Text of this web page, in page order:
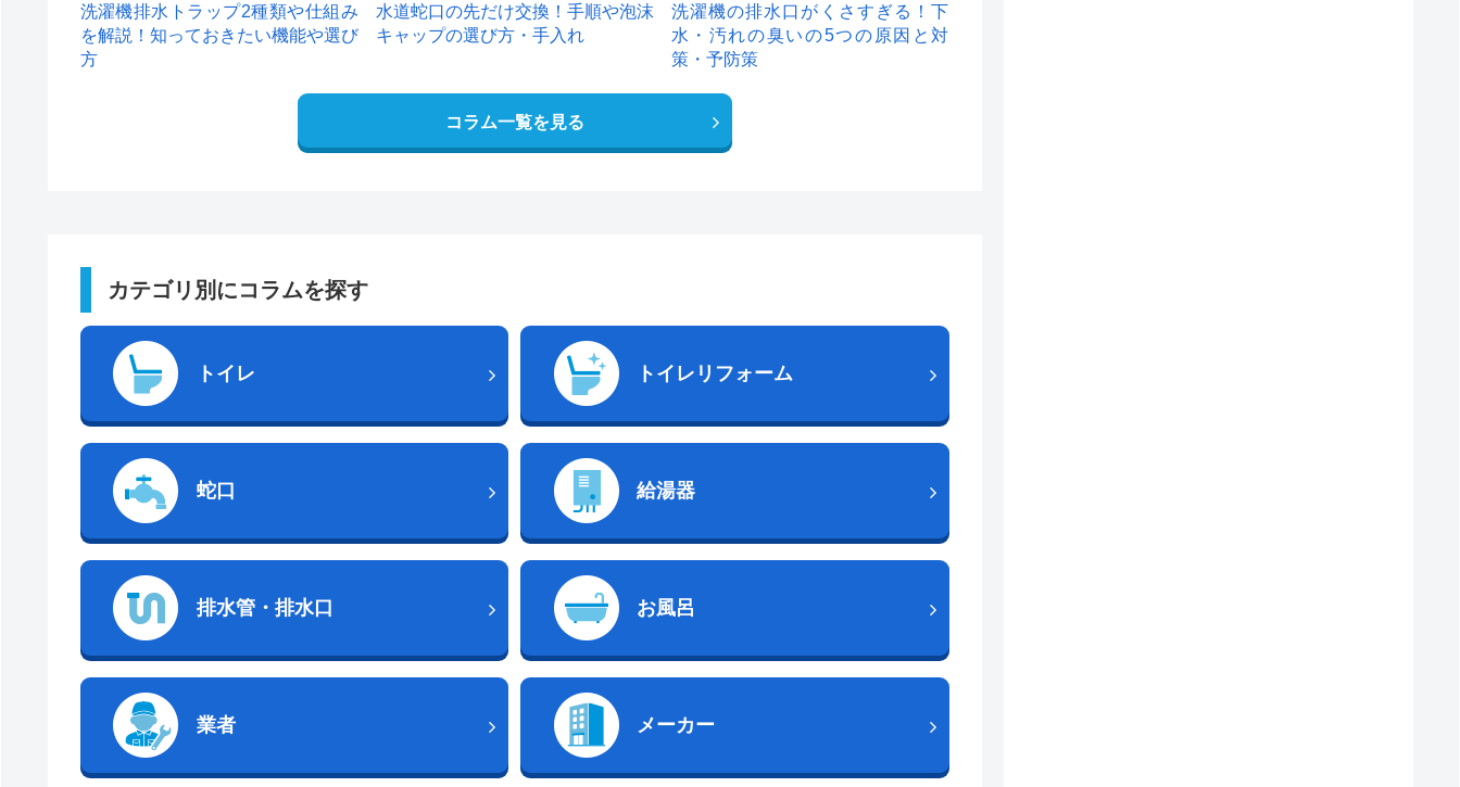
洗濯機排水トラップ2種類や仕組み
を解説！知っておきたい機能や選び
方
水道蛇口の先だけ交換！手順や泡沫
キャップの選び方・手入れ
洗濯機の排水口がくさすぎる！下
水・汚れの臭いの5つの原因と対
策・予防策
コラム一覧を見る
カテゴリ別にコラムを探す
トイレ トイレリフォーム
蛇口 給湯器
排水管・排水口 お風呂
業者 メーカー